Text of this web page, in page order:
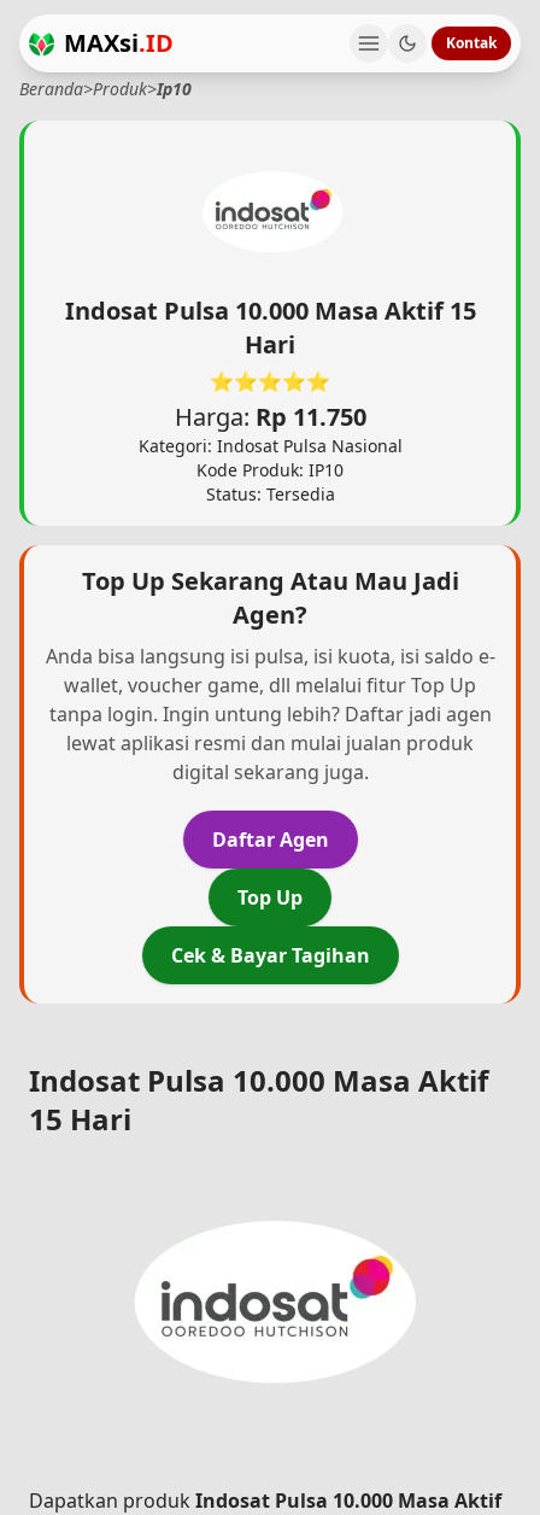
MAXsi.ID Kontak
Beranda>Produk>Ip10
Indosat Pulsa 10.000 Masa Aktif 15
Hari
⭐⭐⭐⭐⭐
Harga: Rp 11.750
Kategori: Indosat Pulsa Nasional
Kode Produk: IP10
Status: Tersedia
Top Up Sekarang Atau Mau Jadi
Agen?
Anda bisa langsung isi pulsa, isi kuota, isi saldo e-
wallet, voucher game, dll melalui fitur Top Up
tanpa login. Ingin untung lebih? Daftar jadi agen
lewat aplikasi resmi dan mulai jualan produk
digital sekarang juga.
Daftar Agen
Top Up
Cek & Bayar Tagihan
Indosat Pulsa 10.000 Masa Aktif
15 Hari
Dapatkan produk Indosat Pulsa 10.000 Masa Aktif